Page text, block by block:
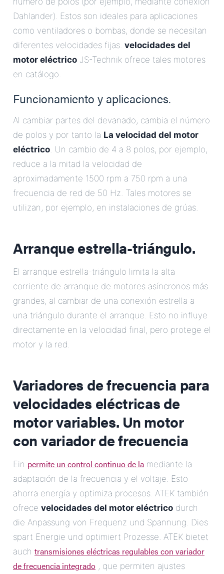
Dahlander). Estos son ideales para aplicaciones
como ventiladores o bombas, donde se necesitan
diferentes velocidades fijas. velocidades del
motor eléctrico JS-Technik ofrece tales motores
en catálogo.
Funcionamiento y aplicaciones.
Al cambiar partes del devanado, cambia el número
de polos y por tanto la La velocidad del motor
eléctrico. Un cambio de 4 a 8 polos, por ejemplo,
reduce a la mitad la velocidad de
aproximadamente 1500 rpm a 750 rpm a una
frecuencia de red de 50 Hz. Tales motores se
utilizan, por ejemplo, en instalaciones de grúas.
Arranque estrella-triángulo.
El arranque estrella-triángulo limita la alta
corriente de arranque de motores asíncronos más
grandes, al cambiar de una conexión estrella a
una triángulo durante el arranque. Esto no influye
directamente en la velocidad final, pero protege el
motor y la red.
Variadores de frecuencia para
velocidades eléctricas de
motor variables. Un motor
con variador de frecuencia
Ein permite un control continuo de la mediante la
adaptación de la frecuencia y el voltaje. Esto
ahorra energía y optimiza procesos. ATEK también
ofrece velocidades del motor eléctrico durch
die Anpassung von Frequenz und Spannung. Dies
spart Energie und optimiert Prozesse. ATEK bietet
auch transmisiones eléctricas regulables con variador
de frecuencia integrado , que permiten ajustes